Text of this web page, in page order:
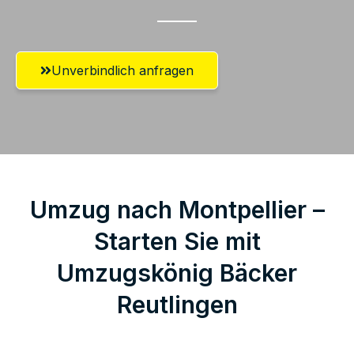
Unverbindlich anfragen
Umzug nach Montpellier –
Starten Sie mit
Umzugskönig Bäcker
Reutlingen